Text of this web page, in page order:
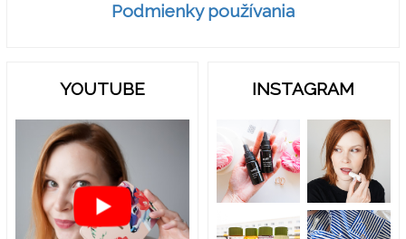
Podmienky používania
YOUTUBE INSTAGRAM